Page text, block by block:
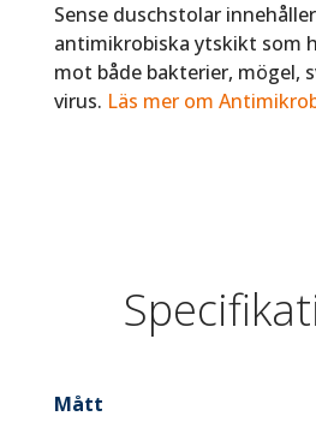
Sense duschstolar
antimikrobiska ytskikt som
mot både bakterier, mögel,
virus. Läs mer om
Mått